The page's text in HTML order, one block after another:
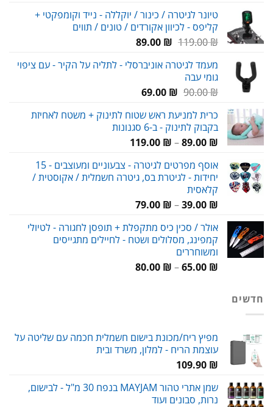
היה:
120.00 ₪.
הוא:
89.00 ₪.
טיונר לגיטרה / כינור / יוקללה - נייד וקומפקטי +
קליפס - לכיוון אקורדים / טונים / תווים
119.00₪
המחיר
היה:
89.00 ₪
המחיר
הוא:
מעמד לגיטרה אוניברסלי - לתליה על הקיר - עם ציפוי
גומי עבה
90.00₪
המחיר
היה:
90.00 ₪.
69.00 ₪
המחיר
הוא:
69.00 ₪.
כרית למניעת ראש שטוח לתינוק + משטח לאחיזת
בקבוק לתינוק - ב-6 סגנונות
89.00 ₪
–
119.00 ₪
עד
אוסף מפרטים לגיטרה - צבעוניים ומעוצבים - 15
יחידות - לגיטרת בס, גיטרה חשמלית / אקוסטית /
קלאסית
39.00 ₪
–
79.00 ₪
טווח
עד
אולר / סכין כיס מתקפלת + תופסן לחגורה - לטיולי
קמפינג, מסלולים ושטח - לחיילים מתגייסים
ומשוחררים
65.00 ₪
–
80.00 ₪
טווח
חדשים
מפיץ ריח/מכונת בישום חשמלית חכמה עם שליטה על
עוצמת הריח - למלון, משרד ובית
109.90 ₪
שמן אתרי טהור MAYJAM בנפח 30 מ"ל - לבישום,
נרות, סבונים ועוד